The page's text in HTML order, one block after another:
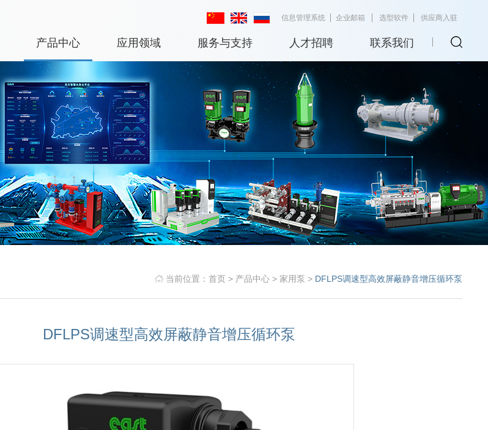
信息管理系统 企业邮箱 选型软件 供应商入驻
产品中心 应用领域 服务与支持 人才招聘 联系我们
当前位置： 首页> 产品中心> 家用泵 >DFLPS调速型高效屏蔽静音增压循环泵
DFLPS调速型高效屏蔽静音增压循环泵